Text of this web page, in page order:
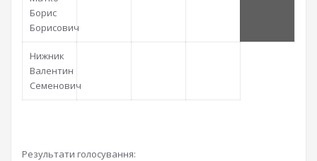
Борис
Борисович
Нижник
Валентин
Семенович
Результати голосування: